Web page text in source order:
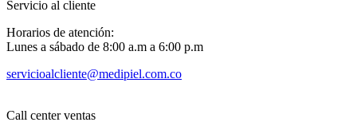
Servicio al cliente
Horarios de atención:
Lunes a sábado de 8:00 a.m a 6:00 p.m
servicioalcliente@medipiel.com.co
Call center ventas